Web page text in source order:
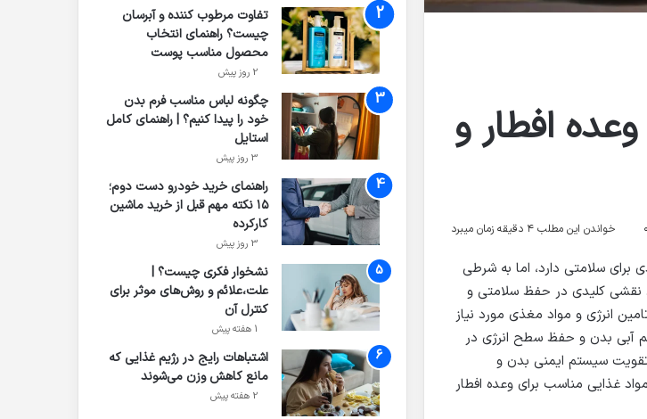
افطار و
۰ خواندن این مطلب ۴ دقیقه زمان میبرد
سلامتی دارد، اما به شرطی
نقشی کلیدی در حفظ سلامتی و
انرژی و مواد مغذی مورد نیاز
آبی بدن و حفظ سطح انرژی در
سیستم ایمنی بدن و
غذایی مناسب برای وعده افطار
تفاوت مرطوب کننده و آبرسان
چیست؟ راهنمای انتخاب
محصول مناسب پوست
2 روز پیش
چگونه لباس مناسب فرم بدن
خود را پیدا کنیم؟ | راهنمای کامل
استایل
3 روز پیش
راهنمای خرید خودرو دست دوم؛
۱۵ نکته مهم قبل از خرید ماشین
کارکرده
3 روز پیش
نشخوار فکری چیست؟ |
علت،علائم و روش‌های موثر برای
کنترل آن
1 هفته پیش
اشتباهات رایج در رژیم غذایی که
مانع کاهش وزن می‌شوند
2 هفته پیش